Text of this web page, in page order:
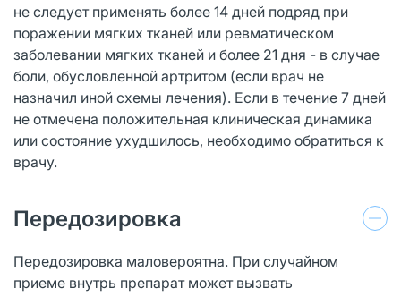
не следует применять более 14 дней подряд при
поражении мягких тканей или ревматическом
заболевании мягких тканей и более 21 дня - в случае
боли, обусловленной артритом (если врач не
назначил иной схемы лечения). Если в течение 7 дней
не отмечена положительная клиническая динамика
или состояние ухудшилось, необходимо обратиться к
врачу.
Передозировка
Передозировка маловероятна. При случайном
приеме внутрь препарат может вызвать